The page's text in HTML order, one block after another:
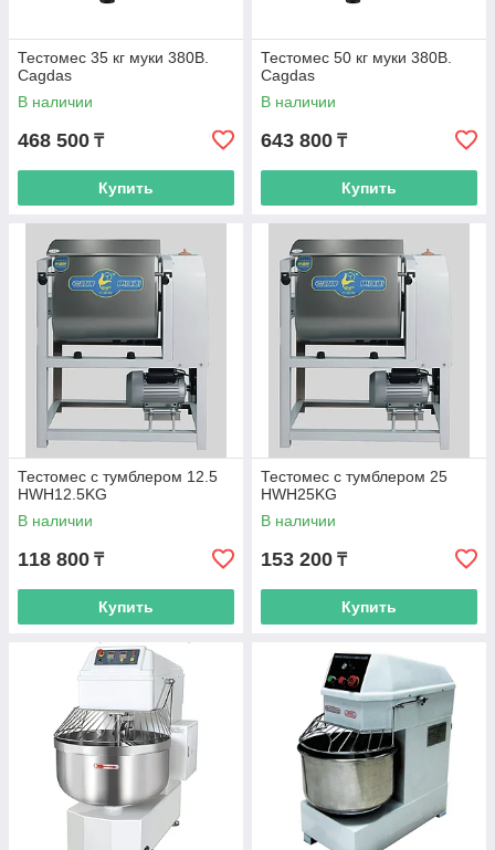
Тестомес 35 кг муки 380В.
Cagdas
В наличии
468 500 ₸
Купить
Тестомес 50 кг муки 380В.
Cagdas
В наличии
643 800 ₸
Купить
Тестомес с тумблером 12.5
HWH12.5KG
В наличии
118 800 ₸
Купить
Тестомес с тумблером 25
HWH25KG
В наличии
153 200 ₸
Купить